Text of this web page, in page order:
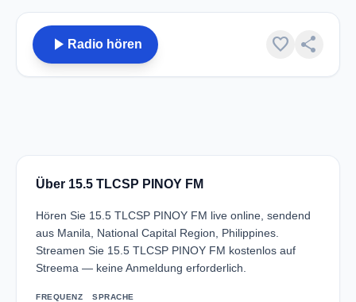
play_arrow Radio hören favorite share
Über 15.5 TLCSP PINOY FM
Hören Sie 15.5 TLCSP PINOY FM live online, sendend
aus Manila, National Capital Region, Philippines.
Streamen Sie 15.5 TLCSP PINOY FM kostenlos auf
Streema — keine Anmeldung erforderlich.
FREQUENZ SPRACHE